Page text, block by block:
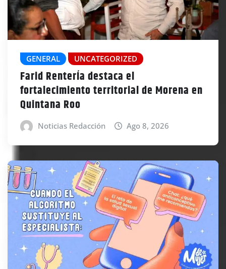
GENERAL UNCATEGORIZED
Farid RenterÍa destaca el
fortalecimiento territorial de Morena en
Quintana Roo
Noticias Redacción Ago 8, 2026